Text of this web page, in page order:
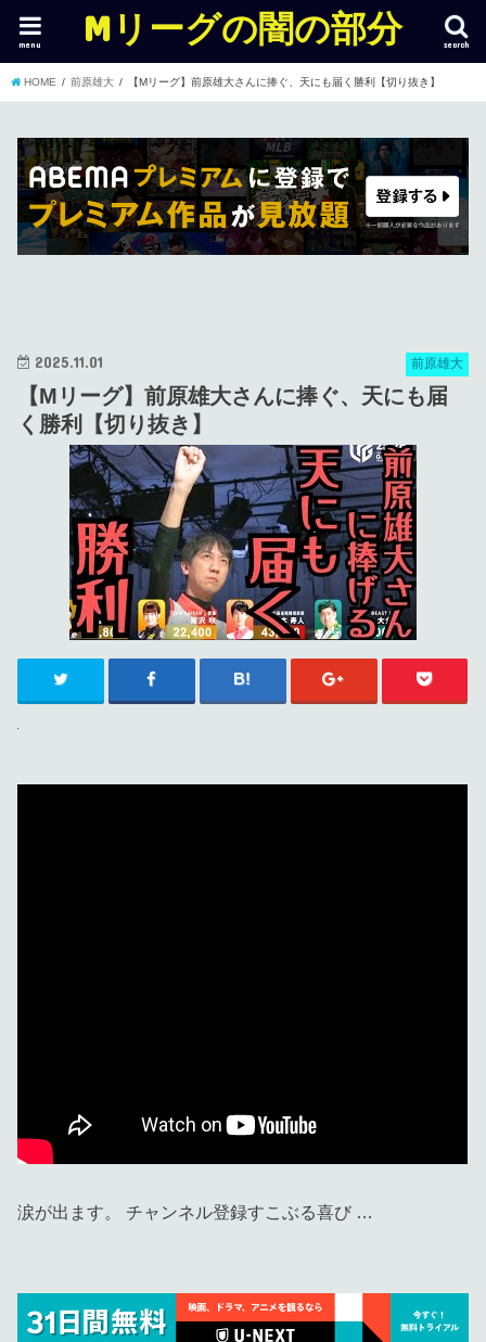
Mリーグの闇の部分 search
menu
HOME 前原雄大 【Mリーグ】前原雄大さんに捧ぐ、天にも届く勝利【切り抜き】
前原雄大
2025.11.01
【Mリーグ】前原雄大さんに捧ぐ、天にも届
く勝利【切り抜き】
涙が出ます。 チャンネル登録すこぶる喜び …